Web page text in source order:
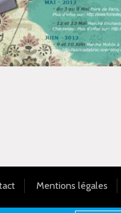
Mentions légales
Leroux